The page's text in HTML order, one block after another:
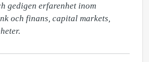
gedigen erfarenhet inom
och finans, capital markets,